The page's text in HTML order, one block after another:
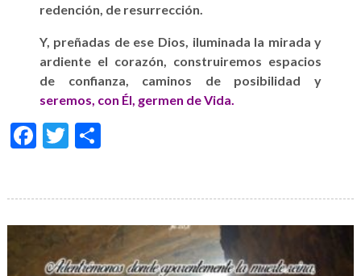
redención, de resurrección.
Y, preñadas de ese Dios, iluminada la mirada y
ardiente el corazón, construiremos espacios
de confianza, caminos de posibilidad y
seremos, con Él, germen de Vida.
Facebook
Twitter
Share
de
imágenes